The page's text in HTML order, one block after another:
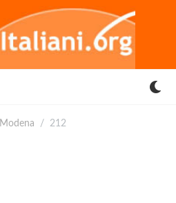
Modena 212